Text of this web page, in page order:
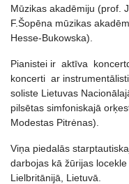
Mūzikas akadēmiju (prof.
F.Šopēna mūzikas
Hesse-Bukowska).
Pianistei ir aktīva
koncerti ar
soliste Lietuvas
pilsētas simfoniskajā
Modestas Pitrėnas).
Viņa piedalās
darbojas kā žūrijas
Lielbritānijā, Lietuvā.